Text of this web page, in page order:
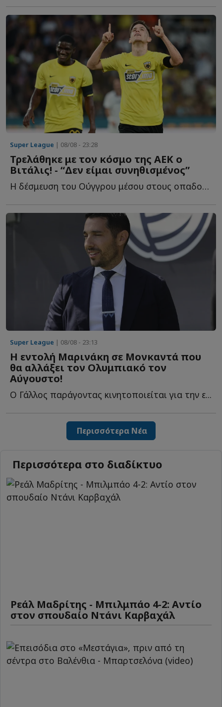
Super League | 08/08 - 23:28
Τρελάθηκε με τον κόσμο της ΑΕΚ ο
Βιτάλις! - “Δεν είμαι συνηθισμένος”
Η δέσμευση του Ούγγρου μέσου στους οπαδούς τ...
Super League | 08/08 - 23:13
Η εντολή Μαρινάκη σε Μονκαντά που
θα αλλάξει τον Ολυμπιακό τον
Αύγουστο!
Ο Γάλλος παράγοντας κινητοποιείται για την ε...
Περισσότερα Νέα
Περισσότερα στο διαδίκτυο
Ρεάλ Μαδρίτης - Μπιλμπάο 4-2: Αντίο
στον σπουδαίο Ντάνι Καρβαχάλ